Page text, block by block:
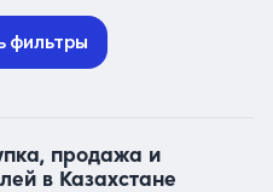
фильтры
продажа и
в Казахстане